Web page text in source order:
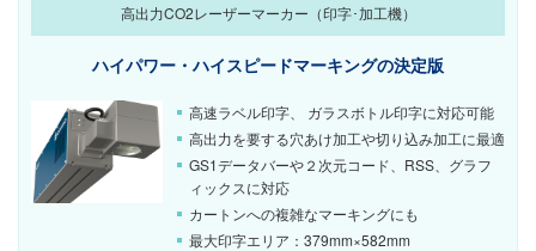
高出力CO2レーザーマーカー（印字･加工機）
ハイパワー・ハイスピードマーキングの決定版
高速ラベル印字、 ガラスボトル印字に対応可能
高出力を要する穴あけ加工や切り込み加工に最適
GS1データバーや２次元コード、RSS、グラフ
ィックスに対応
カートンへの複雑なマーキングにも
最大印字エリア：379mm×582mm